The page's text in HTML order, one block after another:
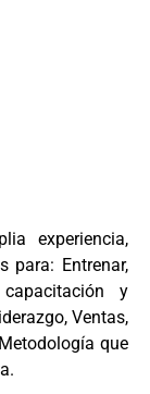
experiencia,
para: Entrenar,
y
Ventas,
que